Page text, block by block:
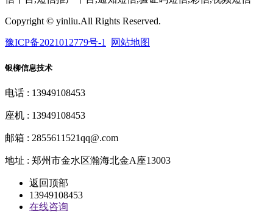
Copyright © yinliu.All Rights Reserved.
豫ICP备2021012779号-1 网站地图
银柳信息技术
电话 : 13949108453
座机 : 13949108453
邮箱 : 2855611521qq@.com
地址 : 郑州市金水区瀚海北金A座13003
返回顶部
13949108453
在线咨询